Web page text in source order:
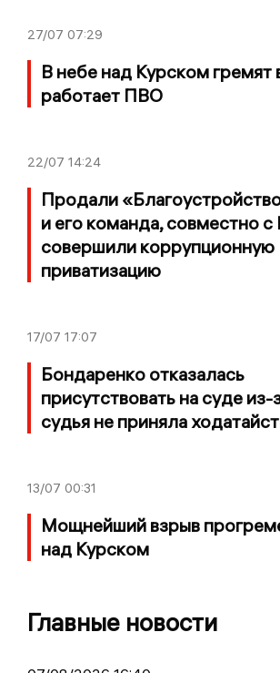
27/07 07:29
В небе над Курском гремят
работает ПВО
22/07 14:24
Продали
и его команда, совместно
совершили коррупционную
приватизацию
17/07 17:07
Бондаренко отказалась
присутствовать на суде
судья не приняла
13/07 00:31
Мощнейший взрыв
над Курском
Главные новости